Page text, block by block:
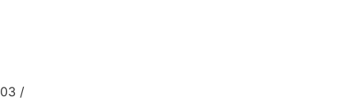
03 /